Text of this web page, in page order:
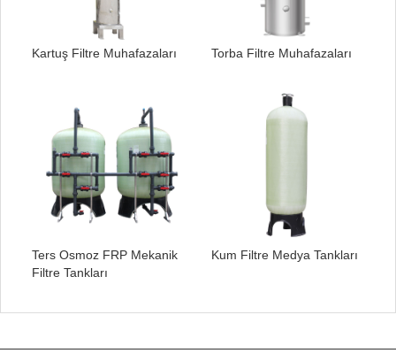
Kartuş Filtre Muhafazaları Torba Filtre Muhafazaları
Ters Osmoz FRP Mekanik
Filtre Tankları
Kum Filtre Medya Tankları